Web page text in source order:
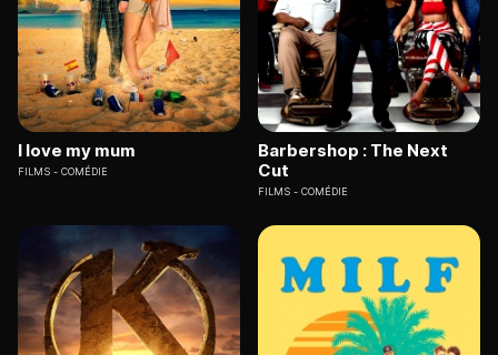
I love my mum
FILMS COMÉDIE
Barbershop : The Next
Cut
FILMS COMÉDIE